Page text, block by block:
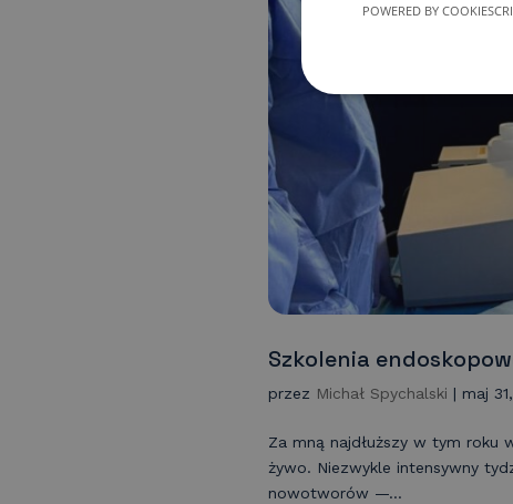
Szkolenia
przez Michał Spychalski | maj
Za mną najdłuższy w tym roku
żywo. Niezwykle intensywny
nowotworów —...
POWERED BY